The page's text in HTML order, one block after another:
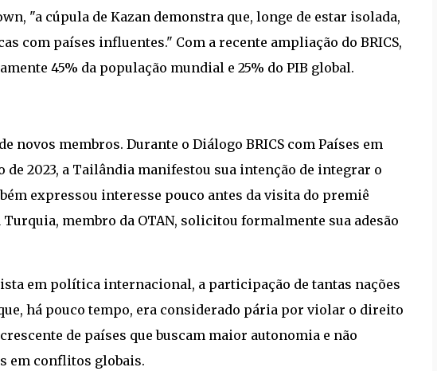
"a cúpula de Kazan demonstra que, longe de estar isolada,
com países influentes." Com a recente ampliação do BRICS,
45% da população mundial e 25% do PIB global.
novos membros. Durante o Diálogo BRICS com Países em
2023, a Tailândia manifestou sua intenção de integrar o
expressou interesse pouco antes da visita do premiê
membro da OTAN, solicitou formalmente sua adesão
em política internacional, a participação de tantas nações
há pouco tempo, era considerado pária por violar o direito
de países que buscam maior autonomia e não
em conflitos globais.